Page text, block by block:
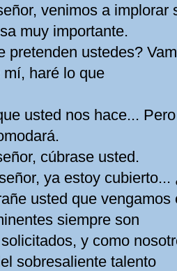
venimos a implorar
muy importante.
pretenden ustedes?
mí, haré lo que
usted nos hace...
cúbrase usted.
ya estoy cubierto...
usted que vengamos
siempre son
y como
sobresaliente talento